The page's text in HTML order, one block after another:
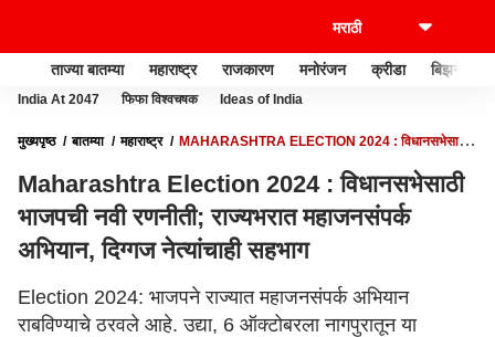
ताज्या बातम्या महाराष्ट्र राजकारण मनोरंजन क्रीडा बिझनेस
India At 2047 फिफा विश्वचषक Ideas of India
मुख्यपृष्ठ बातम्या महाराष्ट्र
MAHARASHTRA ELECTION 2024 : विधानसभेसाठी
Maharashtra Election 2024 : विधानसभेसाठी
भाजपची नवी रणनीती; राज्यभरात महाजनसंपर्क
अभियान, दिग्गज नेत्यांचाही सहभाग
Election 2024: भाजपने राज्यात महाजनसंपर्क अभियान
राबविण्याचे ठरवले आहे. उद्या, 6 ऑक्टोबरला नागपुरातून या